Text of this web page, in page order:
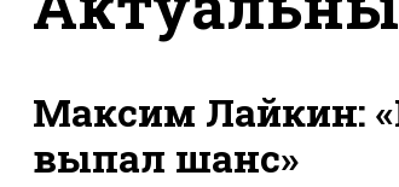
Максим Лайкин:
выпал шанс»